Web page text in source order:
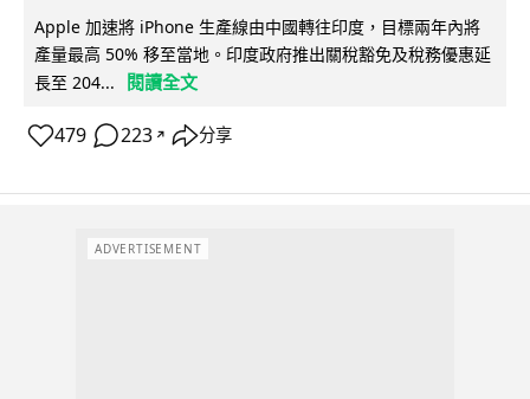
Apple 加速將 iPhone 生產線由中國轉往印度，目標兩年內將
產量最高 50% 移至當地。印度政府推出關稅豁免及稅務優惠延
長至 204...
閱讀全文
479 223 ↗ 分享
ADVERTISEMENT